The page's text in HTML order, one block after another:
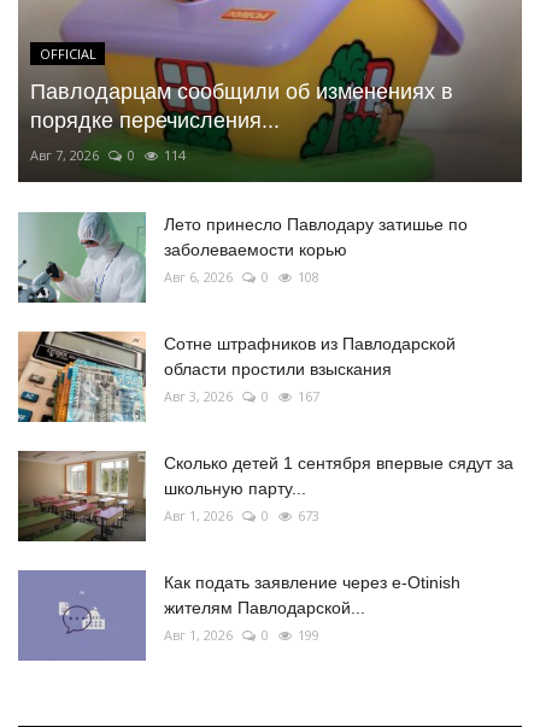
OFFICIAL
Павлодарцам сообщили об изменениях в
порядке перечисления...
Авг 7, 2026 0 114
Лето принесло Павлодару затишье по
заболеваемости корью
Авг 6, 2026 0 108
Сотне штрафников из Павлодарской
области простили взыскания
Авг 3, 2026 0 167
Сколько детей 1 сентября впервые сядут за
школьную парту...
Авг 1, 2026 0 673
Как подать заявление через e-Otinish
жителям Павлодарской...
Авг 1, 2026 0 199